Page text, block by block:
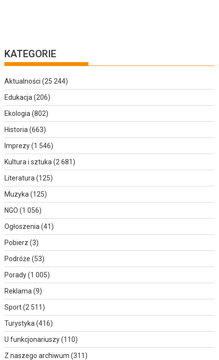
KATEGORIE
Aktualności (25 244)
Edukacja (206)
Ekologia (802)
Historia (663)
Imprezy(1 546)
Kultura i sztuka (2 681)
Literatura (125)
Muzyka (125)
NGO (1 056)
Ogłoszenia (41)
Pobierz (3)
Podróże (53)
Porady(1 005)
Reklama (9)
Sport(2 511)
Turystyka (416)
U funkcjonariuszy(110)
Z naszego archiwum (311)